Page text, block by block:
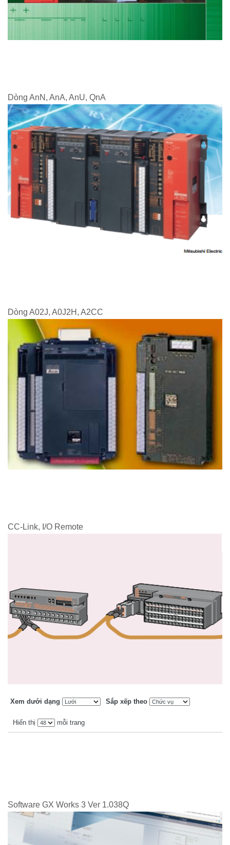
Dòng AnN, AnA, AnU, QnA
Dòng A02J, A0J2H, A2CC
CC-Link, I/O Remote
Xem dưới dạng Sắp xếp theo
Hiển thị mỗi trang
Software GX Works 3 Ver 1.038Q